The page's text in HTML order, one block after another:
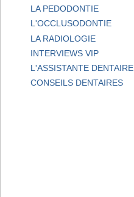
LA PEDODONTIE
L'OCCLUSODONTIE
LA RADIOLOGIE
INTERVIEWS VIP
L'ASSISTANTE DENTAIRE
CONSEILS DENTAIRES